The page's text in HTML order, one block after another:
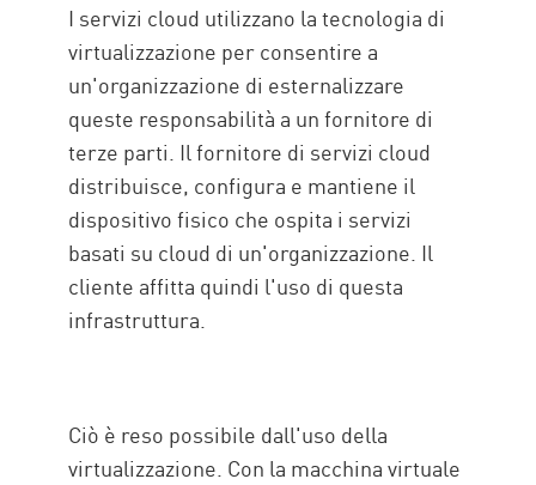
I servizi cloud utilizzano la tecnologia di
virtualizzazione per consentire a
un'organizzazione di esternalizzare
queste responsabilità a un fornitore di
terze parti. Il fornitore di servizi cloud
distribuisce, configura e mantiene il
dispositivo fisico che ospita i servizi
basati su cloud di un'organizzazione. Il
cliente affitta quindi l'uso di questa
infrastruttura.
Ciò è reso possibile dall'uso della
virtualizzazione. Con la macchina virtuale